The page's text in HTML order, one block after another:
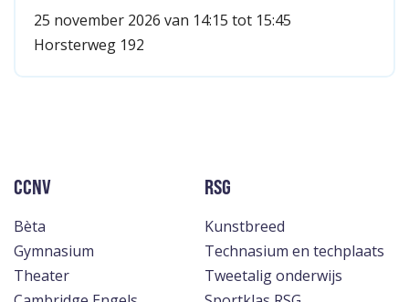
25 november 2026 van 14:15 tot 15:45
Horsterweg 192
CCNV
Bèta
Gymnasium
Theater
RSG
Kunstbreed
Technasium en techplaats
Tweetalig onderwijs